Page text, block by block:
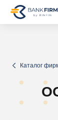
Каталог